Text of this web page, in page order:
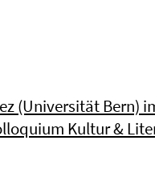
(Universität Bern)
Kultur &